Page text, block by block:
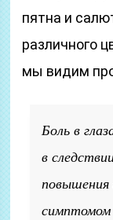
пятна и
различного
мы видим
Боль в
в
повышения
симптомом